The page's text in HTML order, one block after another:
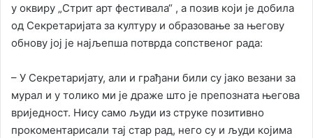
у оквиру „Стрит арт фестивала“ , а позив који је добила
од Секретаријата за културу и образовање за његову
обнову јој је најљепша потврда сопственог рада:
– У Секретаријату, али и грађани били су јако везани за
мурал и у толико ми је драже што је препозната његова
вриједност. Нису само људи из струке позитивно
прокоментарисали тај стар рад, него су и људи којима